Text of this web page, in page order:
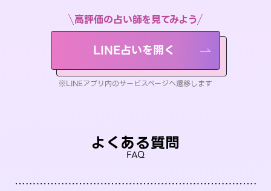
高評価の占い師を見てみよう
LINE占いを開く
※LINEアプリ内のサービスページへ遷移します
よくある質問
FAQ